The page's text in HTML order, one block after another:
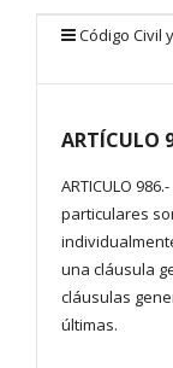
Código Civil
ARTÍCULO
ARTICULO
particulares
una cláusula
cláusulas
últimas.